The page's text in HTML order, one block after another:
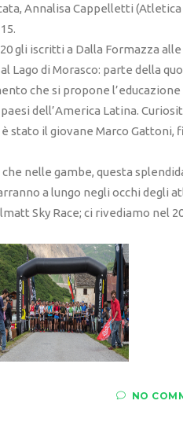
Annalisa Cappelletti (Atletica
gli iscritti a Dalla Formazza alle
di Morasco: parte della
che si propone
dell’America Latina.
stato il giovane Marco Gattoni,
nelle gambe, questa
a lungo negli occhi degli
Sky Race; ci rivediamo nel
NO